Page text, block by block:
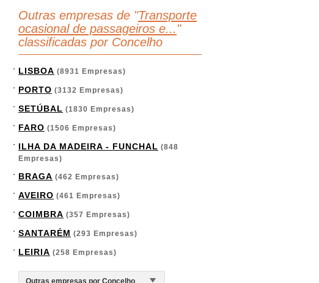
Outras empresas de "Transporte
ocasional de passageiros e... "
classificadas por Concelho
LISBOA (8931 Empresas)
PORTO (3132 Empresas)
SETÚBAL (1830 Empresas)
FARO (1506 Empresas)
ILHA DA MADEIRA - FUNCHAL (848
Empresas)
BRAGA (462 Empresas)
AVEIRO (461 Empresas)
COIMBRA (357 Empresas)
SANTARÉM (293 Empresas)
LEIRIA (258 Empresas)